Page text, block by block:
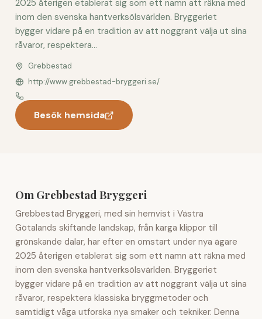
2025 återigen etablerat sig som ett namn att räkna med
inom den svenska hantverksölsvärlden. Bryggeriet
bygger vidare på en tradition av att noggrant välja ut sina
råvaror, respektera...
Grebbestad
http://www.grebbestad-bryggeri.se/
Besök hemsida
Om Grebbestad Bryggeri
Grebbestad Bryggeri, med sin hemvist i Västra
Götalands skiftande landskap, från karga klippor till
grönskande dalar, har efter en omstart under nya ägare
2025 återigen etablerat sig som ett namn att räkna med
inom den svenska hantverksölsvärlden. Bryggeriet
bygger vidare på en tradition av att noggrant välja ut sina
råvaror, respektera klassiska bryggmetoder och
samtidigt våga utforska nya smaker och tekniker. Denna